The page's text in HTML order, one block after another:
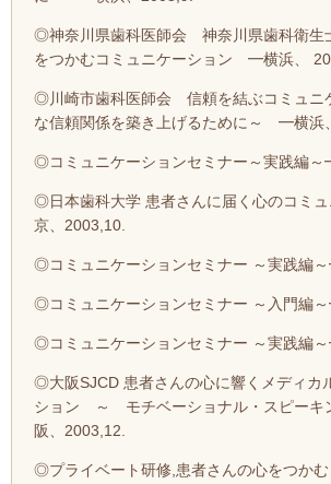
◎神奈川県歯科医師会 神奈川県歯科衛生
をつかむコミュニケーション ━横浜、
◎川崎市歯科医師会 信頼を結ぶコミュニ
な信頼関係を築き上げるために～ ━横浜
◎コミュニケーションセミナー～実践編～
◎日本歯科大学 患者さんに届く心のコミ
京、2003,10.
◎コミュニケーションセミナー ～実践編
◎コミュニケーションセミナー ～入門編
◎コミュニケーションセミナー ～実践編
◎大阪SJCD 患者さんの心に響くメディカ
ション ～ モチベーショナル・スピーキ
阪、2003,12.
◎プライベート研修,患者さんの心をつかむ